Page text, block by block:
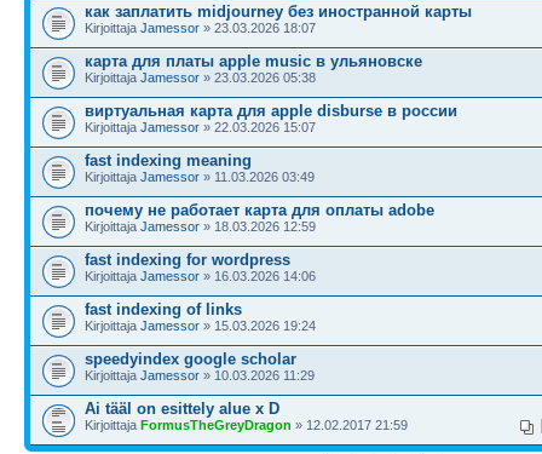
как заплатить midjourney без иностранной карты
Kirjoittaja Jamessor » 23.03.2026 18:07
карта для платы apple music в ульяновске
Kirjoittaja Jamessor » 23.03.2026 05:38
виртуальная карта для apple disburse в россии
Kirjoittaja Jamessor » 22.03.2026 15:07
fast indexing meaning
Kirjoittaja Jamessor » 11.03.2026 03:49
почему не работает карта для оплаты adobe
Kirjoittaja Jamessor » 18.03.2026 12:59
fast indexing for wordpress
Kirjoittaja Jamessor » 16.03.2026 14:06
fast indexing of links
Kirjoittaja Jamessor » 15.03.2026 19:24
speedyindex google scholar
Kirjoittaja Jamessor » 10.03.2026 11:29
Ai tääl on esittely alue x D
Kirjoittaja FormusTheGreyDragon » 12.02.2017 21:59